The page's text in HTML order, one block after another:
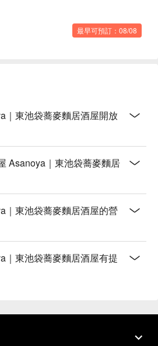
最早可預訂：08/08
｜東池袋蕎麥麵居酒屋開放
Asanoya｜東池袋蕎麥麵居
｜東池袋蕎麥麵居酒屋的營
｜東池袋蕎麥麵居酒屋有提